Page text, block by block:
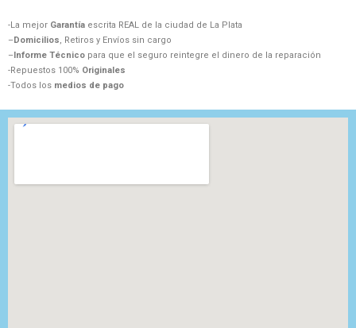
-La mejor Garantía escrita REAL de la ciudad de La Plata
–Domicilios, Retiros y Envíos sin cargo
– Informe Técnico para que el seguro reintegre el dinero de la reparación
-Repuestos 100% Originales
-Todos los medios de pago